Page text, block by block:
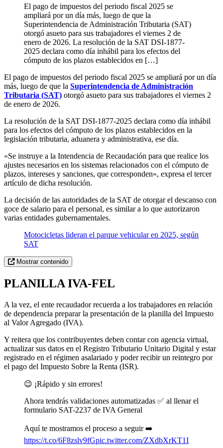
El pago de impuestos del periodo fiscal 2025 se
ampliará por un día más, luego de que la
Superintendencia de Administración Tributaria (SAT)
otorgó asueto para sus trabajadores el viernes 2 de
enero de 2026. La resolución de la SAT DSI-1877-
2025 declara como día inhábil para los efectos del
cómputo de los plazos establecidos en […]
El pago de impuestos del periodo fiscal 2025 se ampliará por un día
más, luego de que la Superintendencia de Administración
Tributaria (SAT) otorgó asueto para sus trabajadores el viernes 2
de enero de 2026.
La resolución de la SAT DSI-1877-2025 declara como día inhábil
para los efectos del cómputo de los plazos establecidos en la
legislación tributaria, aduanera y administrativa, ese día.
«Se instruye a la Intendencia de Recaudación para que realice los
ajustes necesarios en los sistemas relacionados con el cómputo de
plazos, intereses y sanciones, que corresponden», expresa el tercer
artículo de dicha resolución.
La decisión de las autoridades de la SAT de otorgar el descanso con
goce de salario para el personal, es similar a lo que autorizaron
varias entidades gubernamentales.
Motocicletas lideran el parque vehicular en 2025, según
SAT
Mostrar contenido
PLANILLA IVA-FEL
A la vez, el ente recaudador recuerda a los trabajadores en relación
de dependencia preparar la presentación de la planilla del Impuesto
al Valor Agregado (IVA).
Y reitera que los contribuyentes deben contar con agencia virtual,
actualizar sus datos en el Registro Tributario Unitario Digital y estar
registrado en el régimen asalariado y poder recibir un reintegro por
el pago del Impuesto Sobre la Renta (ISR).
😉 ¡Rápido y sin errores!
Ahora tendrás validaciones automatizadas ✅ al llenar el
formulario SAT-2237 de IVA General
Aquí te mostramos el proceso a seguir ➡️
https://t.co/6F8zslv9fGpic.twitter.com/ZXdbXrKT1I